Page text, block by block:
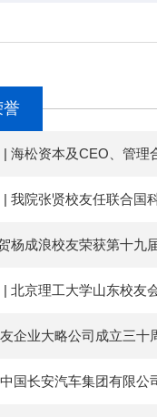
誉
| 海松资本及CEO、管理
| 我院张贤校友任联合国
杨成浪校友荣获第十九
北京理工大学山东校友
企业大略公司成立三十
国长安汽车集团有限公